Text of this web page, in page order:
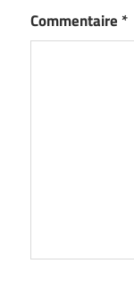
Commentaire *